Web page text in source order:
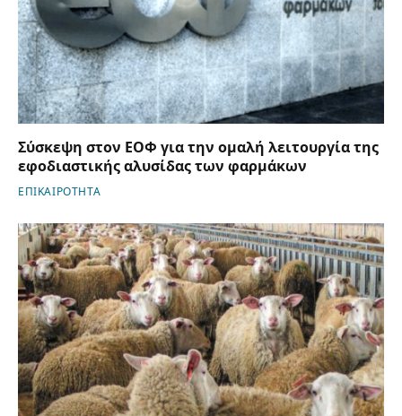
Σύσκεψη στον ΕΟΦ για την ομαλή λειτουργία της
εφοδιαστικής αλυσίδας των φαρμάκων
ΕΠΙΚΑΙΡΟΤΗΤΑ